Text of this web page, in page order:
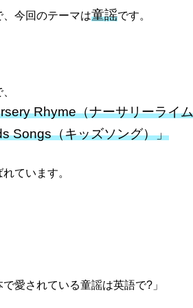
、今回のテーマは童謡です。
Rhyme（ナーサリーライ
Songs（キッズソング）」
ています。
で愛されている童謡は英語で?」